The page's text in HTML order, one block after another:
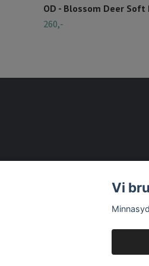
OD - Blossom Deer Soft
260,-
Vi